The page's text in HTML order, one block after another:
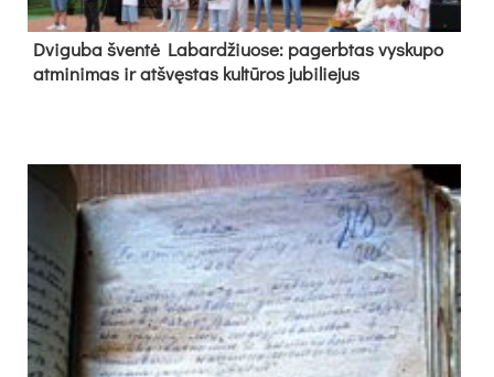
Dvi­gu­ba šven­tė La­bar­džiuo­se: pa­gerb­tas vys­ku­po
at­mi­ni­mas ir at­švęs­tas kul­tū­ros ju­bi­lie­jus